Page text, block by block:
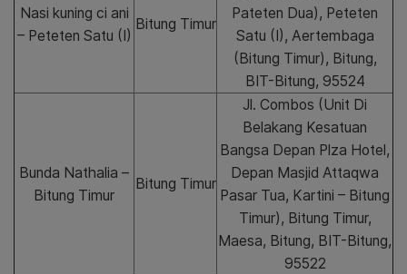
Nasi kuning ci ani
– Peteten Satu (I)
Bitung Timur
Pateten Dua), Peteten
Satu (I), Aertembaga
(Bitung Timur), Bitung,
BIT-Bitung, 95524
Bunda Nathalia –
Bitung Timur
Bitung Timur
Jl. Combos (Unit Di
Belakang Kesatuan
Bangsa Depan Plza Hotel,
Depan Masjid Attaqwa
Pasar Tua, Kartini – Bitung
Timur), Bitung Timur,
Maesa, Bitung, BIT-Bitung,
95522